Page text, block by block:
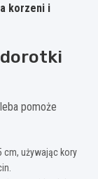
korzeni i
dorotki
pomoże
cm, używając kory